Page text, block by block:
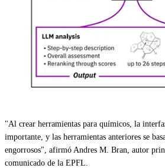
"Al crear herramientas para químicos, la
importante, y las herramientas anteriores se
engorrosos", afirmó Andres M. Bran, autor
comunicado de la EPFL.